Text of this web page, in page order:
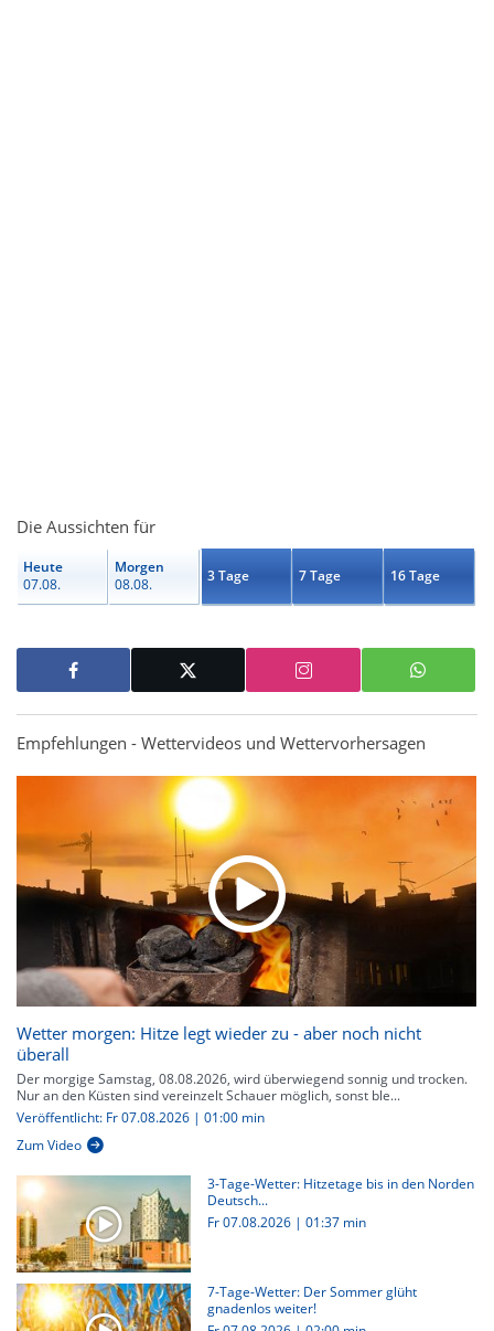
Die Aussichten für
Heute
07.08.
Morgen
08.08.
3 Tage 7 Tage 16 Tage
Empfehlungen - Wettervideos und Wettervorhersagen
Wetter morgen: Hitze legt wieder zu - aber noch nicht
überall
Der morgige Samstag, 08.08.2026, wird überwiegend sonnig und trocken.
Nur an den Küsten sind vereinzelt Schauer möglich, sonst ble...
Veröffentlicht: Fr 07.08.2026 | 01:00 min
Zum Video
3-Tage-Wetter: Hitzetage bis in den Norden
Deutsch...
Fr 07.08.2026 | 01:37 min
7-Tage-Wetter: Der Sommer glüht
gnadenlos weiter!